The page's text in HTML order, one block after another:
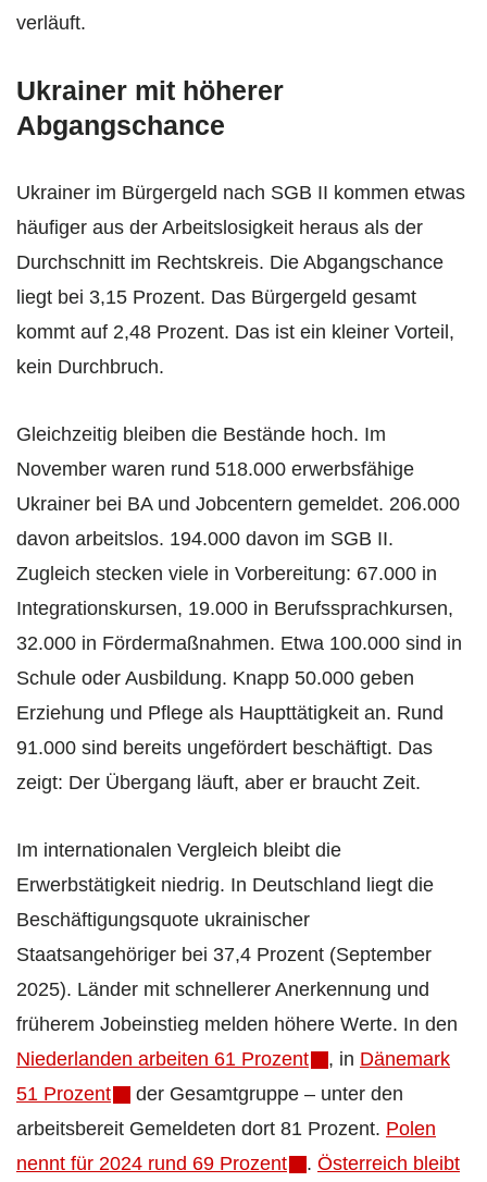
verläuft.
Ukrainer mit höherer
Abgangschance
Ukrainer im Bürgergeld nach SGB II kommen etwas
häufiger aus der Arbeitslosigkeit heraus als der
Durchschnitt im Rechtskreis. Die Abgangschance
liegt bei 3,15 Prozent. Das Bürgergeld gesamt
kommt auf 2,48 Prozent. Das ist ein kleiner Vorteil,
kein Durchbruch.
Gleichzeitig bleiben die Bestände hoch. Im
November waren rund 518.000 erwerbsfähige
Ukrainer bei BA und Jobcentern gemeldet. 206.000
davon arbeitslos. 194.000 davon im SGB II.
Zugleich stecken viele in Vorbereitung: 67.000 in
Integrationskursen, 19.000 in Berufssprachkursen,
32.000 in Fördermaßnahmen. Etwa 100.000 sind in
Schule oder Ausbildung. Knapp 50.000 geben
Erziehung und Pflege als Haupttätigkeit an. Rund
91.000 sind bereits ungefördert beschäftigt. Das
zeigt: Der Übergang läuft, aber er braucht Zeit.
Im internationalen Vergleich bleibt die
Erwerbstätigkeit niedrig. In Deutschland liegt die
Beschäftigungsquote ukrainischer
Staatsangehöriger bei 37,4 Prozent (September
2025). Länder mit schnellerer Anerkennung und
früherem Jobeinstieg melden höhere Werte. In den
Niederlanden arbeiten 61 Prozent
, in Dänemark
51 Prozent
der Gesamtgruppe – unter den
arbeitsbereit Gemeldeten dort 81 Prozent. Polen
nennt für 2024 rund 69 Prozent
. Österreich bleibt